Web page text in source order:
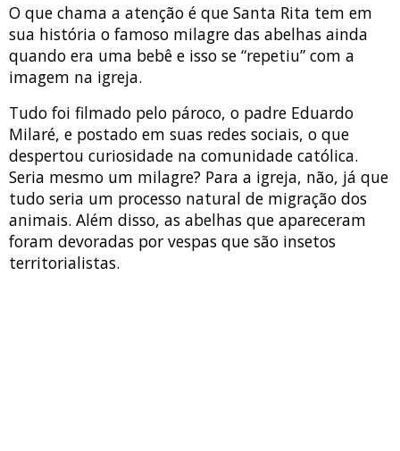
O que chama a atenção é que Santa Rita tem em
sua história o famoso milagre das abelhas ainda
quando era uma bebê e isso se “repetiu” com a
imagem na igreja.
Tudo foi filmado pelo pároco, o padre Eduardo
Milaré, e postado em suas redes sociais, o que
despertou curiosidade na comunidade católica.
Seria mesmo um milagre? Para a igreja, não, já que
tudo seria um processo natural de migração dos
animais. Além disso, as abelhas que apareceram
foram devoradas por vespas que são insetos
territorialistas.